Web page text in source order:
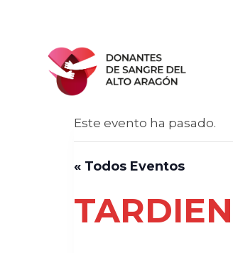
contenido
Este evento ha pasado.
« Todos Eventos